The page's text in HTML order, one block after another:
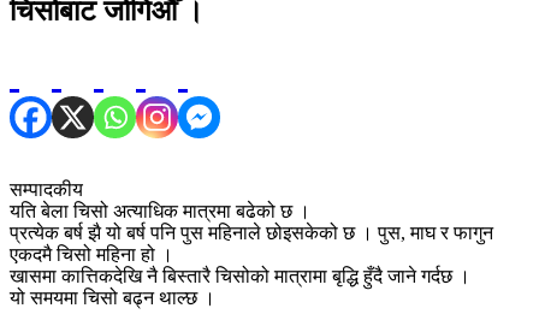
चिसोबाट जोगिऔँ ।
सम्पादकीय
यति बेला चिसो अत्याधिक मात्रमा बढेको छ ।
प्रत्येक बर्ष झै यो बर्ष पनि पुस महिनाले छोइसकेको छ । पुस, माघ र फागुन
एकदमै चिसो महिना हो ।
खासमा कात्तिकदेखि नै बिस्तारै चिसोको मात्रामा बृद्धि हुँदै जाने गर्दछ ।
यो समयमा चिसो बढ्न थाल्छ ।